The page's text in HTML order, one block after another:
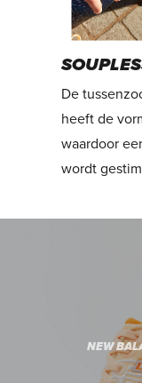
De
heeft de
waardoor
wordt
NEW